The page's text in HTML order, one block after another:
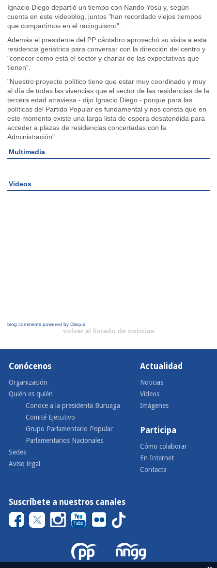
Ignacio Diego departió un tiempo con Nando Yosu y, según
cuenta en este videoblog, juntos "han recordado viejos tiempos
que compartimos en el racinguismo".
Además el presidente del PP cántabro aprovechó su visita a esta
residencia geriátrica para conversar con la dirección del centro y
"conocer como está el sector y charlar de las expectativas que
tienen".
"Nuestro proyecto político tiene que estar muy coordinado y muy
al día de todas las vivencias que el sector de las residencias de la
tercera edad atraviesa - dijo Ignacio Diego - porque para las
políticas del Partido Popular es fundamental y nos consta que en
este momento existe una larga lista de espera desatendida para
acceder a plazas de residencias concertadas con la
Administración".
Multimedia
Videos
blog comments powered by Disqus
volver al listado de noticias
Conócenos
Organización
Quién es quién
Conoce a la presidenta Buruaga
Comité Ejecutivo
Grupo Parlamentario Popular
Parlamentarios Nacionales
Sedes
Aviso legal
Actualidad
Noticias
Vídeos
Imágenes
Participa
Cómo colaborar
En Internet
Contacta
Suscríbete a nuestros canales